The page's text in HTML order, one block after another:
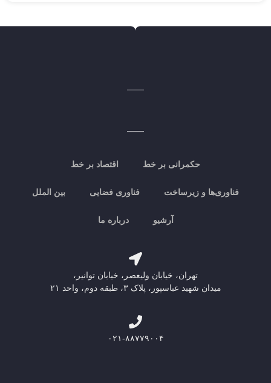
حکمرانی بر خط اقتصاد بر خط
فناوری‌ها و زیرساخت فناوری فضایی بین الملل
آرشیو درباره ما
تهران، خیابان ولیعصر، خیابان توانیر،
میدان شهید عباسپور، پلاک ۳، طبقه دوم، واحد ۲۱
۰۲۱-۸۸۷۷۹۰۰۴